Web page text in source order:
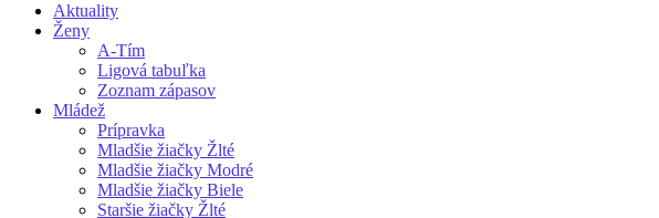
Aktuality
Ženy
A-Tím
Ligová tabuľka
Zoznam zápasov
Mládež
Prípravka
Mladšie žiačky Žlté
Mladšie žiačky Modré
Mladšie žiačky Biele
Staršie žiačky Žlté